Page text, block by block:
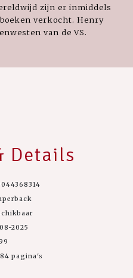
zijn er inmiddels
verkocht. Henry
van de VS.
Details
2025
pagina's